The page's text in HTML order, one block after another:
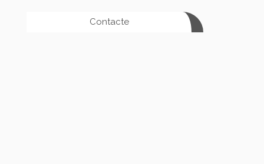
Contacte